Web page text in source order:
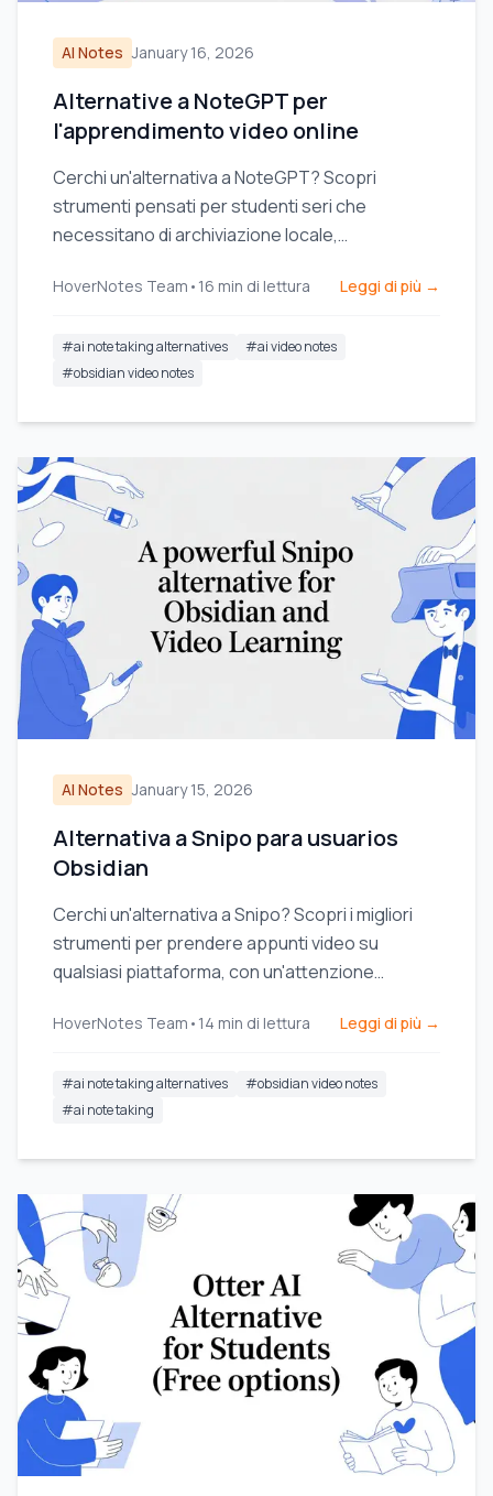
AI Notes January 16, 2026
Alternative a NoteGPT per
l'apprendimento video online
Cerchi un'alternativa a NoteGPT? Scopri
strumenti pensati per studenti seri che
necessitano di archiviazione locale,
video.
HoverNotes Team • 16 min di lettura Leggi di più →
#ai note taking alternatives #ai video notes
#obsidian video notes
AI Notes January 15, 2026
Alternativa a Snipo para usuarios
Obsidian
Cerchi un'alternativa a Snipo? Scopri i migliori
strumenti per prendere appunti video su
qualsiasi piattaforma, con un'attenzione
Obsidian.
HoverNotes Team • 14 min di lettura Leggi di più →
#ai note taking alternatives #obsidian video notes
#ai note taking